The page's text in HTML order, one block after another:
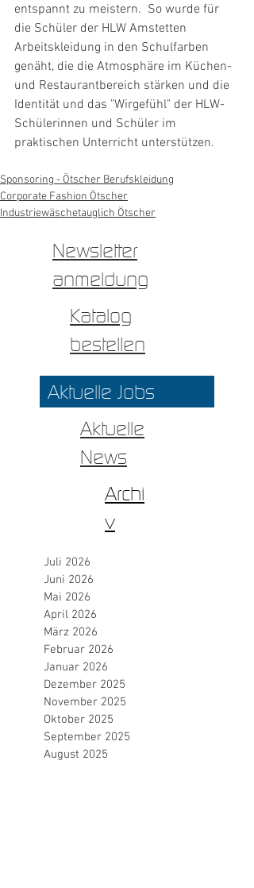
entspannt zu meistern.  So wurde für
die Schüler der HLW Amstetten
Arbeitskleidung in den Schulfarben
genäht, die die Atmosphäre im Küchen-
und Restaurantbereich stärken und die
Identität und das "Wirgefühl" der HLW-
Schülerinnen und Schüler im
praktischen Unterricht unterstützen.
Sponsoring - Ötscher Berufskleidung
Corporate Fashion Ötscher
Industriewäschetauglich Ötscher
Newsletter
anmeldung
Katalog
bestellen
Aktuelle Jobs
Aktuelle
News
Archi
v
Juli 2026
Juni 2026
Mai 2026
April 2026
März 2026
Februar 2026
Januar 2026
Dezember 2025
November 2025
Oktober 2025
September 2025
August 2025